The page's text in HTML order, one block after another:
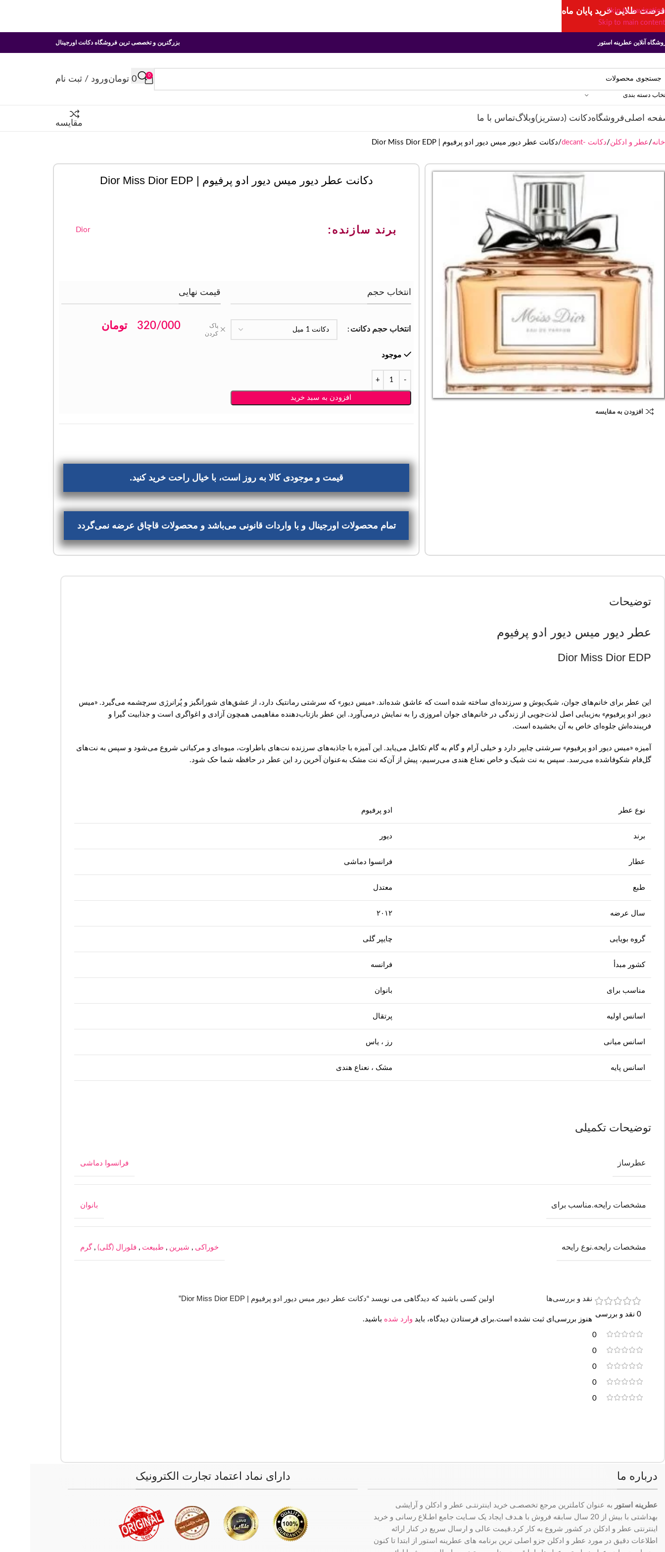
Skip to navigation
Skip to main content
آنلاین عطرینه استور بزرگترین و تخصصی ترین فروشگاه دکانت اورجینال
دسته بندی
0
0 تومانورود / ثبت نام
اصلیفروشگاهدکانت (دستریز)وبلاگتماس با ما
مقایسه
خانه عطر و ادکلن دکانت -decant دکانت عطر دیور میس دیور ادو پرفیوم | Dior Miss Dior EDP
افزودن به مقایسه
دکانت عطر دیور میس دیور ادو پرفیوم | Dior Miss Dior EDP
برند سازنده: Dior
انتخاب حجم
انتخاب حجم دکانت
پاک
کردن
موجود
افزودن به سبد خرید
قیمت نهایی
320/000 تومان
قیمت و موجودی کالا به روز است، با خیال راحت خرید کنید.
تمام محصولات اورجینال و با واردات قانونی می‌باشد و محصولات قاچاق عرضه نمی‌گردد
توضیحات
عطر دیور میس دیور ادو پرفیوم
Dior Miss Dior EDP
این عطر برای خانم‌های جوان، شیک‌پوش و سرزنده‌ای ساخته شده است که عاشق شده‌اند. «میس دیور» که سرشتی رمانتیک دارد، از عشق‌های شورانگیز و پُرانرژی سرچشمه می‌گیرد. «میس
دیور ادو پرفیوم» به‌زیبایی اصل لذت‌جویی از زندگی در خانم‌های جوان امروزی را به نمایش درمی‌آورد. این عطر بازتاب‌دهنده مفاهیمی همچون آزادی و اغواگری است و جذابیت گیرا و
فریبنده‌اش جلوه‌ای خاص به آن بخشیده است.
آمیزه «میس دیور ادو پرفیوم» سرشتی چایپر دارد و خیلی آرام و گام به گام تکامل می‌یابد. این آمیزه با جاذبه‌های سرزنده نت‌های باطراوت، میوه‌ای و مرکباتی شروع می‌شود و سپس به نت‌های
گل‌فام شکوفاشده می‌رسد. سپس به نت شیک و خاص نعناع هندی می‌رسیم، پیش از آن‌که نت مشک به‌عنوان آخرین رد این عطر در حافظه شما حک شود.
نوع عطر ادو پرفیوم
برند دیور
عطار فرانسوا دماشی
طبع معتدل
سال عرضه ۲۰۱۲
گروه بویایی چایپر گلی
کشور مبدأ فرانسه
مناسب برای بانوان
اسانس اولیه پرتقال
اسانس میانی رز ، یاس
اسانس پایه مشک ، نعناع هندی
توضیحات تکمیلی
عطرساز فرانسوا دماشی
مشخصات رایحه.مناسب برای بانوان
مشخصات رایحه.نوع رایحه خوراکی , شیرین , طبیعت , فلورال (گلی) , گرم
0 نقد و بررسی
0
0
0
0
0
نقد و بررسی‌ها
هنوز بررسی‌ای ثبت نشده است.
اولین کسی باشید که دیدگاهی می نویسد “دکانت عطر دیور میس دیور ادو پرفیوم | Dior Miss Dior EDP”
برای فرستادن دیدگاه، باید وارد شده باشید.
درباره ما
عطرینه استور به عنوان کاملترین مرجع تخصصـی خرید اینترنتـی عطر و ادکلن و آرایشی
بهداشتی با بیش از 20 سال سابقه فروش با هـدف ایجاد یک سـایت جامع اطـلاع رسانی و خرید
اینترنتی عطر و ادکلن در کشور شروع به کار کرد.قیمت عالی و ارسال سریع در کنار ارائه
اطلاعات دقیق در مورد عطر و ادکلن جزو اصلی ترین برنامه های عطرینه استور از ابتدا تا کنون
دارای نماد اعتماد تجارت الکترونیک
فرصت طلایی خرید پایان ماه